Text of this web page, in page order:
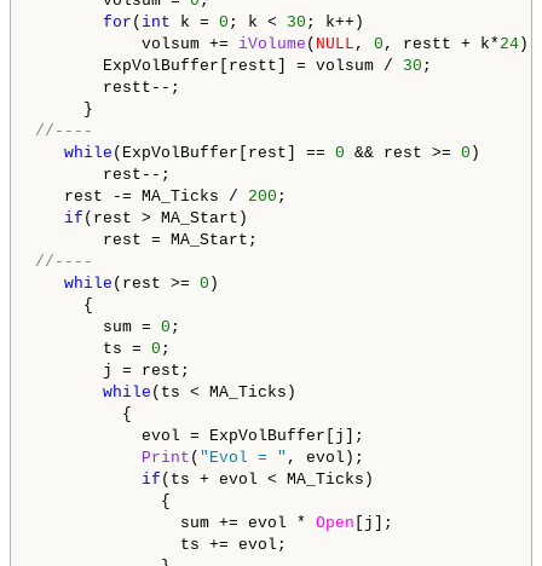
for ( int k = 0 ; k < 30 ; k++)
volsum += iVolume ( NULL , 0 , restt + k* 24
ExpVolBuffer[restt] = volsum / 30 ;
restt--;
//----
while (ExpVolBuffer[rest] == 0 && rest >= 0 )
rest--;
rest -= MA_Ticks / 200 ;
if (rest > MA_Start)
//----
while (rest >= 0 )
{
sum = 0 ;
ts = 0 ;
j = rest;
while (ts < MA_Ticks)
{
evol = ExpVolBuffer[j];
Print ( "Evol = " , evol);
if (ts + evol < MA_Ticks)
{
sum += evol * Open [j];
ts += evol;